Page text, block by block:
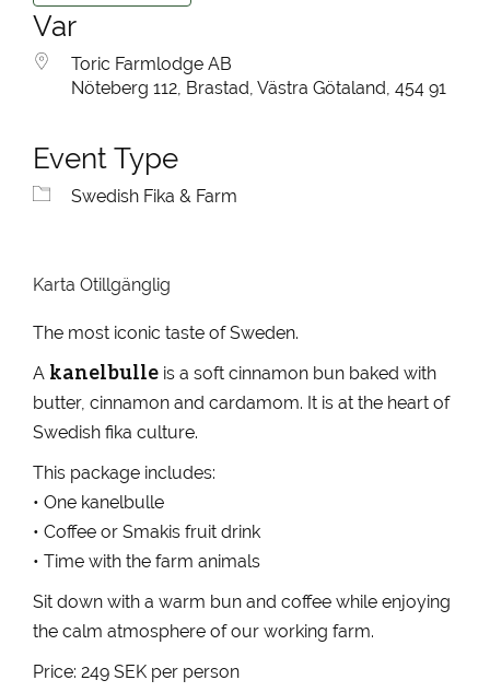
Var
Toric Farmlodge AB
Nöteberg 112, Brastad, Västra Götaland, 454 91
Event Type
Swedish Fika & Farm
Karta Otillgänglig
The most iconic taste of Sweden.
A kanelbulle is a soft cinnamon bun baked with
butter, cinnamon and cardamom. It is at the heart of
Swedish fika culture.
This package includes:
• One kanelbulle
• Coffee or Smakis fruit drink
• Time with the farm animals
Sit down with a warm bun and coffee while enjoying
the calm atmosphere of our working farm.
Price: 249 SEK per person